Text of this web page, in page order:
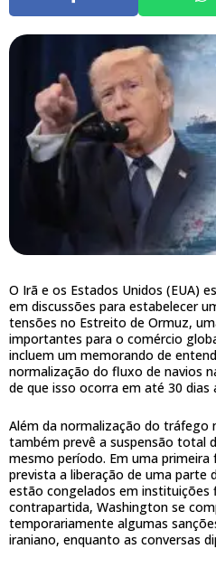
O Irã e os Estados Unidos (EUA)
em discussões para estabelecer
tensões no Estreito de Ormuz,
importantes para o comércio
incluem um memorando de
normalização do fluxo de navios
de que isso ocorra em até 30
Além da normalização do
também prevê a suspensão total
mesmo período. Em uma
prevista a liberação de uma parte
estão congelados em instituições
contrapartida, Washington se
temporariamente algumas
iraniano, enquanto as conversas